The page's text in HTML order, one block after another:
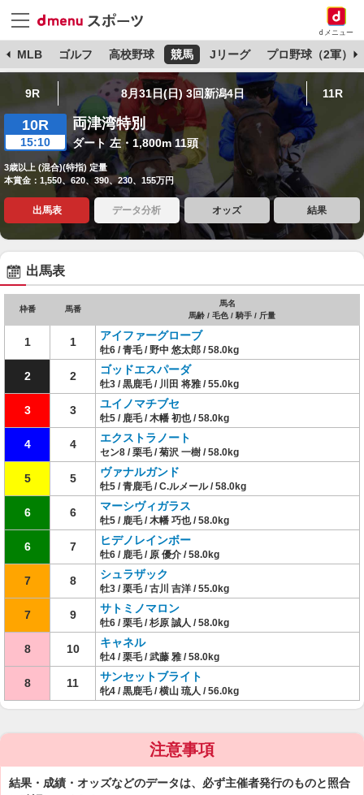
dメニュー
MLB ゴルフ 高校野球 競馬 Jリーグ プロ野球（2軍）
9R 8月31日(日) 3回新潟4日 11R
10R
15:10
両津湾特別
ダート 左・1,800m 11頭
3歳以上 (混合)(特指) 定量
本賞金：1,550、620、390、230、155万円
出馬表 データ分析 オッズ 結果
出馬表
枠番 馬番
馬名
馬齢 / 毛色 / 騎手 / 斤量
1 1 アイファーグローブ
牡6 / 青毛 / 野中 悠太郎 / 58.0kg
2 2 ゴッドエスパーダ
牡3 / 黒鹿毛 / 川田 将雅 / 55.0kg
3 3 ユイノマチブセ
牡5 / 鹿毛 / 木幡 初也 / 58.0kg
4 4 エクストラノート
セン8 / 栗毛 / 菊沢 一樹 / 58.0kg
5 5 ヴァナルガンド
牡5 / 青鹿毛 / C.ルメール / 58.0kg
6 6 マーシヴィガラス
牡5 / 鹿毛 / 木幡 巧也 / 58.0kg
6 7 ヒデノレインボー
牡6 / 鹿毛 / 原 優介 / 58.0kg
7 8 シュラザック
牡3 / 栗毛 / 古川 吉洋 / 55.0kg
7 9 サトミノマロン
牡6 / 栗毛 / 杉原 誠人 / 58.0kg
8 10 キャネル
牡4 / 栗毛 / 武藤 雅 / 58.0kg
8 11 サンセットブライト
牝4 / 黒鹿毛 / 横山 琉人 / 56.0kg
注意事項
結果・成績・オッズなどのデータは、必ず主催者発行のものと照合